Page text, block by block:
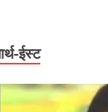
ईस्ट